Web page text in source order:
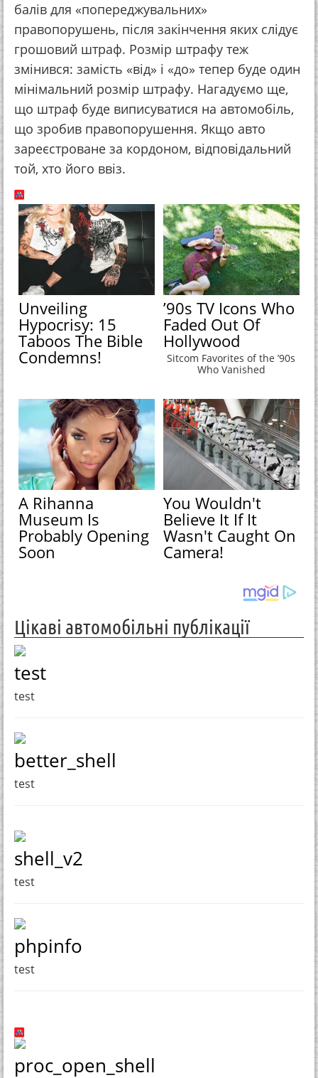
балів для «попереджувальних»
правопорушень, після закінчення яких слідує
грошовий штраф. Розмір штрафу теж
змінився: замість «від» і «до» тепер буде один
мінімальний розмір штрафу. Нагадуємо ще,
що штраф буде виписуватися на автомобіль,
що зробив правопорушення. Якщо авто
зареєстроване за кордоном, відповідальний
той, хто його ввіз.
Unveiling
Hypocrisy: 15
Taboos The Bible
Condemns!
’90s TV Icons Who
Faded Out Of
Hollywood
Sitcom Favorites of the ’90s
Who Vanished
A Rihanna
Museum Is
Probably Opening
Soon
You Wouldn't
Believe It If It
Wasn't Caught On
Camera!
Цікаві автомобільні публікації
test
test
better_shell
test
shell_v2
test
phpinfo
test
proc_open_shell